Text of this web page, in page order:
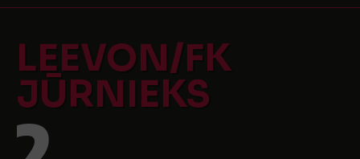
LEEVON/FK
JŪRNIEKS